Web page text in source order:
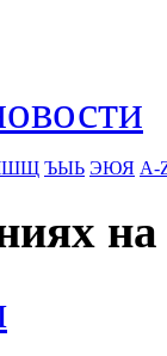
ЪЫЬ ЭЮЯ A-